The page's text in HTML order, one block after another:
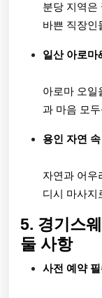
분당 지역은
바쁜 직장인
일산 아로마
아로마 오일
과 마음 모
용인 자연
자연과 어우
디시 마사지
5. 경기스
둘 사항
사전 예약